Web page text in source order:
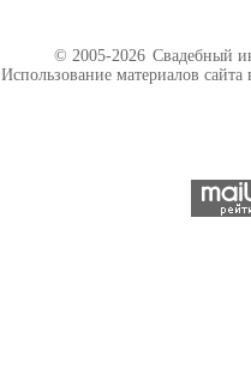
© 2005-2026 Свадебный
Использование материалов